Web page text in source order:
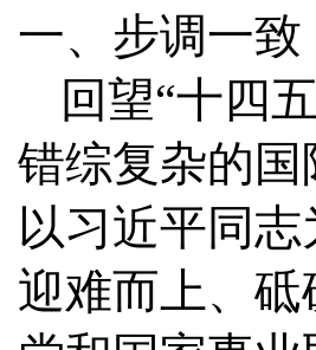
一、步调一
回望“十四
错综复杂的
以习近平同
迎难而上、